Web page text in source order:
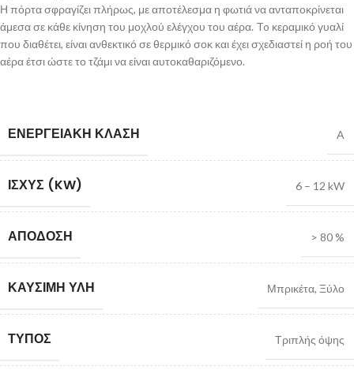
Η πόρτα σφραγίζει πλήρως, με αποτέλεσμα η φωτιά να ανταποκρίνεται
άμεσα σε κάθε κίνηση του μοχλού ελέγχου του αέρα. To κεραμικό γυαλί
που διαθέτει, είναι ανθεκτικό σε θερμικό σοκ και έχει σχεδιαστεί η ροή του
αέρα έτσι ώστε το τζάμι να είναι αυτοκαθαριζόμενο.
ΕΝΕΡΓΕΙΑΚΉ ΚΛΆΣΗ A
ΙΣΧΎΣ (KW) 6 – 12 kW
ΑΠΌΔΟΣΗ > 80 %
ΚΑΎΣΙΜΗ ΎΛΗ Μπρικέτα, Ξύλο
ΤΎΠΟΣ Τριπλής όψης